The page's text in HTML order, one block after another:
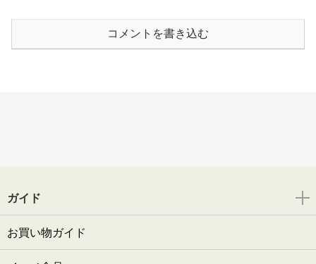
コメントを書き込む
ガイド
お買い物ガイド